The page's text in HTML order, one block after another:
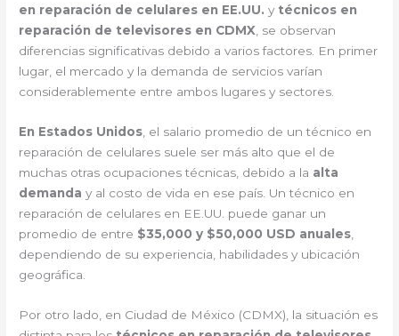
en reparación de celulares en EE.UU. y técnicos en
reparación de televisores en CDMX , se observan
diferencias significativas debido a varios factores. En primer
lugar, el mercado y la demanda de servicios varían
considerablemente entre ambos lugares y sectores.
En Estados Unidos , el salario promedio de un técnico en
reparación de celulares suele ser más alto que el de
muchas otras ocupaciones técnicas, debido a la alta
demanda y al costo de vida en ese país. Un técnico en
reparación de celulares en EE.UU. puede ganar un
promedio de entre $35,000 y $50,000 USD anuales
dependiendo de su experiencia, habilidades y ubicación
geográfica.
Por otro lado, en Ciudad de México (CDMX), la situación es